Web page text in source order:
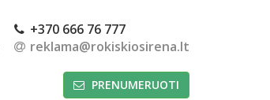
+370 666 76 777
reklama@rokiskiosirena.lt
PRENUMERUOTI